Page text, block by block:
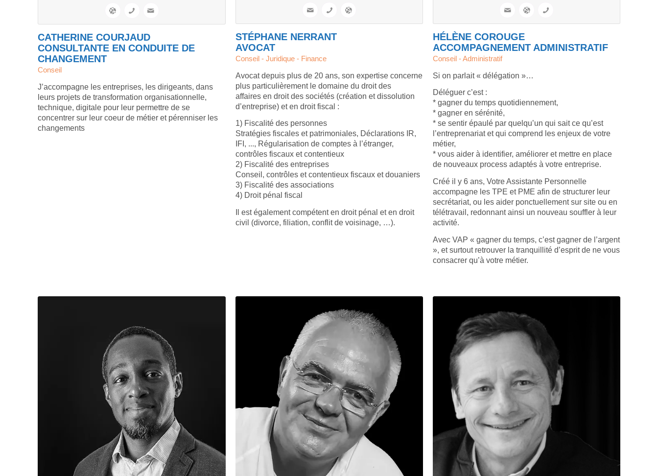
CATHERINE COURJAUD
CONSULTANTE EN CONDUITE DE
CHANGEMENT
Conseil
J’accompagne les entreprises, les dirigeants, dans
leurs projets de transformation organisationnelle,
technique, digitale pour leur permettre de se
concentrer sur leur coeur de métier et pérenniser les
changements
STÉPHANE NERRANT
AVOCAT
Conseil - Juridique - Finance
Avocat depuis plus de 20 ans, son expertise concerne
plus particulièrement le domaine du droit des
affaires en droit des sociétés (création et dissolution
d’entreprise) et en droit fiscal :
1) Fiscalité des personnes
Stratégies fiscales et patrimoniales, Déclarations IR,
IFI, ..., Régularisation de comptes à l’étranger,
contrôles fiscaux et contentieux
2) Fiscalité des entreprises
Conseil, contrôles et contentieux fiscaux et douaniers
3) Fiscalité des associations
4) Droit pénal fiscal
Il est également compétent en droit pénal et en droit
civil (divorce, filiation, conflit de voisinage, …).
HÉLÈNE COROUGE
ACCOMPAGNEMENT ADMINISTRATIF
Conseil - Administratif
Si on parlait « délégation »…
Déléguer c’est :
* gagner du temps quotidiennement,
* gagner en sérénité,
* se sentir épaulé par quelqu’un qui sait ce qu’est
l’entreprenariat et qui comprend les enjeux de votre
métier,
* vous aider à identifier, améliorer et mettre en place
de nouveaux process adaptés à votre entreprise.
Créé il y 6 ans, Votre Assistante Personnelle
accompagne les TPE et PME afin de structurer leur
secrétariat, ou les aider ponctuellement sur site ou en
télétravail, redonnant ainsi un nouveau souffler à leur
activité.
Avec VAP « gagner du temps, c’est gagner de l’argent
», et surtout retrouver la tranquillité d’esprit de ne vous
consacrer qu’à votre métier.